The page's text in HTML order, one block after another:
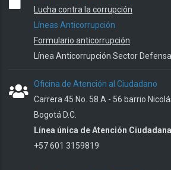
Lucha contra la corrupción
Líneas Anticorrupción
Formulario anticorrupción
Línea Anticorrupción Sector
Oficina de Atención al Ciudadano
Carrera 45 No. 58 A - 56 barrio
Bogotá D.C.
Línea única de Atención
+57 601 3159819